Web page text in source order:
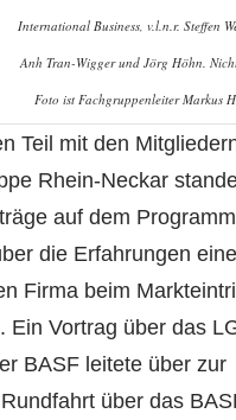
International Business, v.l.n.r. Steffen
Anh Tran-Wigger und Jörg Höhn.
Foto ist Fachgruppenleiter Markus
Teil mit den
Rhein-Neckar
auf dem
die Erfahrungen
Firma beim
Ein Vortrag über das
BASF leitete über zur
über das